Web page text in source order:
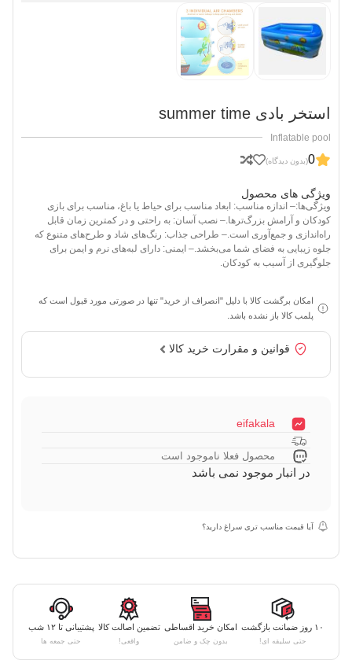
استخر بادی summer time
Inflatable pool
0(بدون دیدگاه)
ویژگی های محصول
ویژگی‌ها:– اندازه مناسب: ابعاد مناسب برای حیاط یا باغ، مناسب برای بازی
کودکان و آرامش بزرگ‌ترها. – نصب آسان: به راحتی و در کمترین زمان قابل
راه‌اندازی و جمع‌آوری است. – طراحی جذاب: رنگ‌های شاد و طرح‌های متنوع که
جلوه زیبایی به فضای شما می‌بخشد. – ایمنی: دارای لبه‌های نرم و ایمن برای
جلوگیری از آسیب به کودکان.
امکان برگشت کالا با دلیل "انصراف از خرید" تنها در صورتی مورد قبول است که
پلمب کالا باز نشده باشد.
قوانین و مقرارت خرید کالا
eifakala
محصول فعلا ناموجود است
در انبار موجود نمی باشد
آیا قیمت مناسب تری سراغ دارید؟
۱۰ روز ضمانت بازگشت
حتی سلیقه ای!
امکان خرید اقساطی
بدون چک و ضامن
تضمین اصالت کالا
واقعی!
پشتیبانی تا ۱۲ شب
حتی جمعه ها